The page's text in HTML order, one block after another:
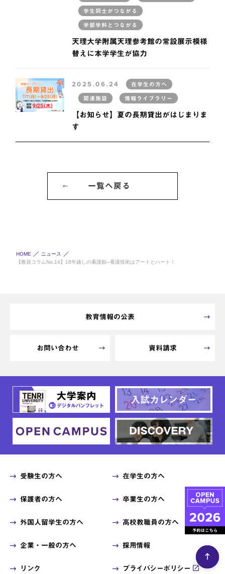
学生同士がつながる
学部学科とつながる
天理大学附属天理参考館の常設展示模様
替えに本学学生が協力
2025.06.24 在学生の方へ
関連施設 情報ライブラリー
【お知らせ】夏の長期貸出がはじまりま
す
一覧へ戻る
HOME
ニュース
【教員コラムNo,14】18年越しの看護観─看護技術はアートとハート！
教育情報の公表
お問い合わせ 資料請求
受験生の方へ 在学生の方へ
保護者の方へ 卒業生の方へ
外国人留学生の方へ 高校教職員の方へ
企業・一般の方へ 採用情報
リンク プライバシーポリシー